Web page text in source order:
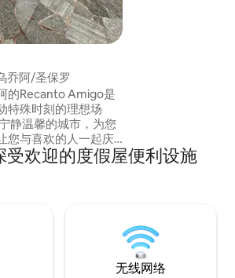
乔阿/圣保罗
的Recanto Amigo是
特殊时刻的理想场
静温馨的城市，为您
您与喜欢的人一起庆
宿期间，您还可以前
我们当地的一家酒
受欢迎的度假屋便利设施
无线网络